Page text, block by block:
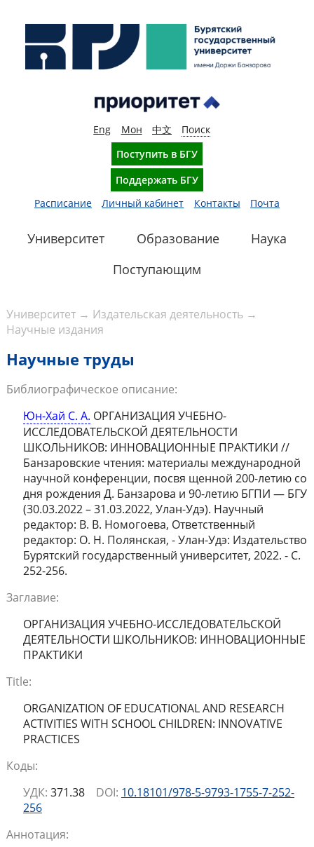
Eng Мон 中文
Поиск
Поступить в БГУ
Поддержать БГУ
Расписание
Личный кабинет Контакты Почта
Университет Образование
Наука
Поступающим
Университет→ Издательская деятельность→
Научные издания
Научные труды
Библиографическое описание:
Юн-Хай С. А. ОРГАНИЗАЦИЯ УЧЕБНО-
ИССЛЕДОВАТЕЛЬСКОЙ ДЕЯТЕЛЬНОСТИ
ШКОЛЬНИКОВ: ИННОВАЦИОННЫЕ ПРАКТИКИ //
Банзаровские чтения: материалы международной
научной конференции, посвя щенной 200-летию со
дня рождения Д. Банзарова и 90-летию БГПИ — БГУ
(30.03.2022 – 31.03.2022, Улан-Удэ). Научный
редактор: В. В. Номогоева, Ответственный
редактор: О. Н. Полянская, - Улан-Удэ: Издательство
Бурятский государственный университет, 2022. - С.
252-256.
Заглавие:
ОРГАНИЗАЦИЯ УЧЕБНО-ИССЛЕДОВАТЕЛЬСКОЙ
ДЕЯТЕЛЬНОСТИ ШКОЛЬНИКОВ: ИННОВАЦИОННЫЕ
ПРАКТИКИ
Title:
ORGANIZATION OF EDUCATIONAL AND RESEARCH
ACTIVITIES WITH SCHOOL CHILDREN: INNOVATIVE
PRACTICES
Коды:
УДК: 371.38 DOI: 10.18101/978-5-9793-1755-7-252-
256
Аннотация: